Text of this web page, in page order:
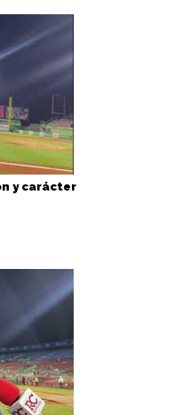
y carácter